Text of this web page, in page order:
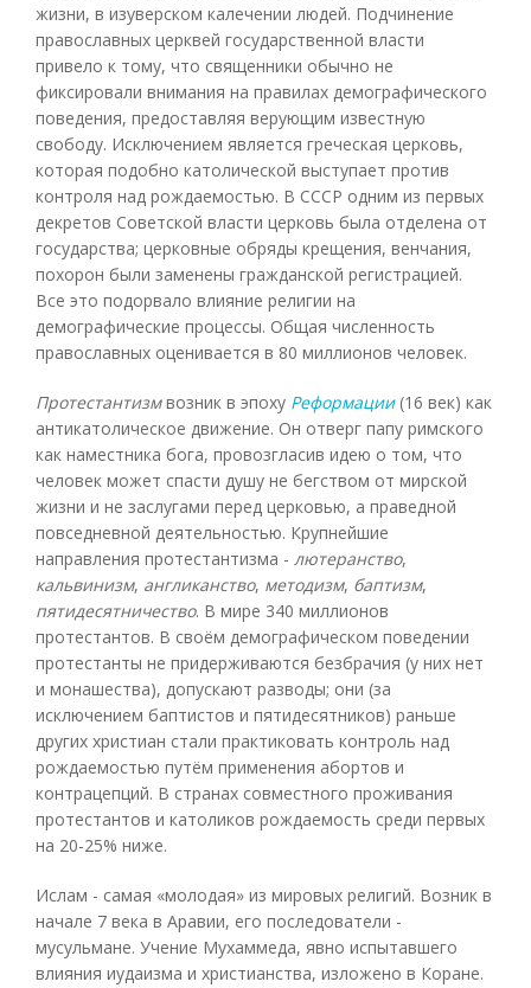
жизни, в изуверском калечении людей. Подчинение
православных церквей государственной власти
привело к тому, что священники обычно не
фиксировали внимания на правилах демографического
поведения, предоставляя верующим известную
свободу. Исключением является греческая церковь,
которая подобно католической выступает против
контроля над рождаемостью. В СССР одним из первых
декретов Советской власти церковь была отделена от
государства; церковные обряды крещения, венчания,
похорон были заменены гражданской регистрацией.
Все это подорвало влияние религии на
демографические процессы. Общая численность
православных оценивается в 80 миллионов человек.
Протестантизмвозник в эпоху Реформации(16 век) как
антикатолическое движение. Он отверг папу римского
как наместника бога, провозгласив идею о том, что
человек может спасти душу не бегством от мирской
жизни и не заслугами перед церковью, а праведной
повседневной деятельностью. Крупнейшие
направления протестантизма - лютеранство,
кальвинизм, англиканство, методизм, баптизм,
пятидесятничество. В мире 340 миллионов
протестантов. В своём демографическом поведении
протестанты не придерживаются безбрачия (у них нет
и монашества), допускают разводы; они (за
исключением баптистов и пятидесятников) раньше
других христиан стали практиковать контроль над
рождаемостью путём применения абортов и
контрацепций. В странах совместного проживания
протестантов и католиков рождаемость среди первых
на 20-25% ниже.
Ислам - самая «молодая» из мировых религий. Возник в
начале 7 века в Аравии, его последователи -
мусульмане. Учение Мухаммеда, явно испытавшего
влияния иудаизма и христианства, изложено в Коране.